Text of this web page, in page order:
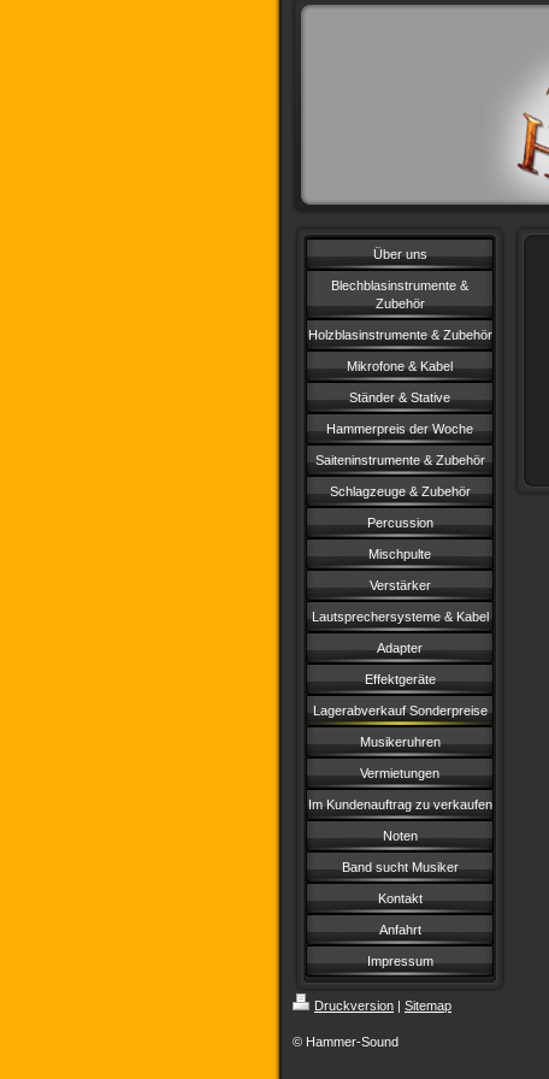
Über uns
Blechblasinstrumente &
Zubehör
Holzblasinstrumente & Zubehör
Mikrofone & Kabel
Ständer & Stative
Hammerpreis der Woche
Saiteninstrumente & Zubehör
Schlagzeuge & Zubehör
Percussion
Mischpulte
Verstärker
Lautsprechersysteme & Kabel
Adapter
Effektgeräte
Lagerabverkauf Sonderpreise
Musikeruhren
Vermietungen
Im Kundenauftrag zu verkaufen
Noten
Band sucht Musiker
Kontakt
Anfahrt
Impressum
Druckversion | Sitemap
© Hammer-Sound